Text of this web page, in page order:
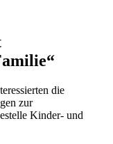
die
zur
Kinder- und